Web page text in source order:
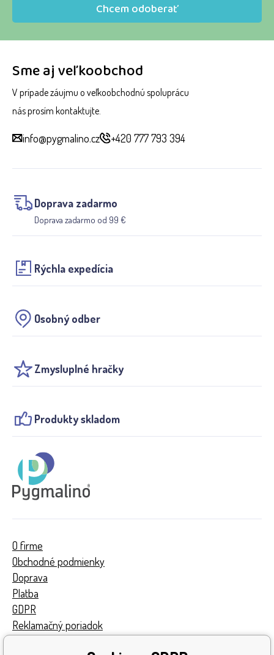
Sme aj veľkoobchod
V prípade záujmu o veľkoobchodnú spoluprácu
nás prosím kontaktujte.
info@pygmalino.cz +420 777 793 394
Doprava zadarmo
Doprava zadarmo od 99 €
Rýchla expedícia
Osobný odber
Zmysluplné hračky
Produkty skladom
Chcem odoberať
O firme
Obchodné podmienky
Doprava
Platba
GDPR
Reklamačný poriadok